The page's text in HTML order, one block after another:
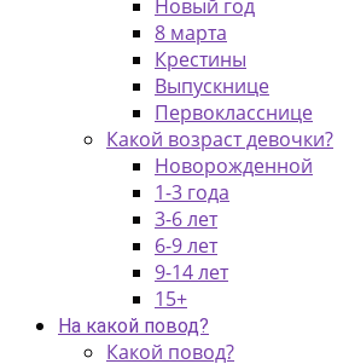
Новый год
8 марта
Крестины
Выпускнице
Первокласснице
Какой возраст девочки?
Новорожденной
1-3 года
3-6 лет
6-9 лет
9-14 лет
15+
На какой повод?
Какой повод?